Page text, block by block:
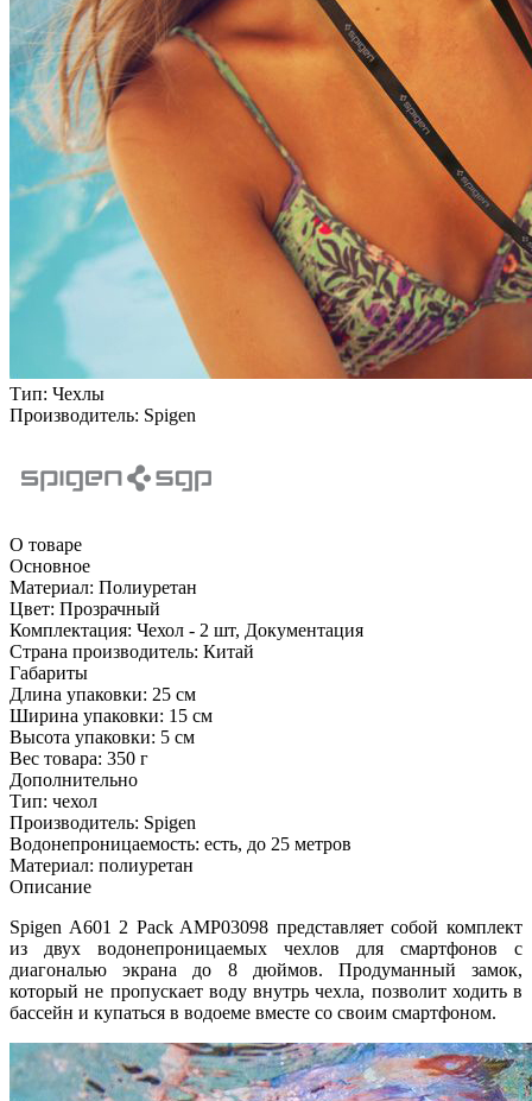
Тип: Чехлы
Производитель: Spigen
О товаре
Основное
Материал: Полиуретан
Цвет: Прозрачный
Комплектация: Чехол - 2 шт, Документация
Страна производитель: Китай
Габариты
Длина упаковки: 25 см
Ширина упаковки: 15 см
Высота упаковки: 5 см
Вес товара: 350 г
Дополнительно
Тип: чехол
Производитель: Spigen
Водонепроницаемость: есть, до 25 метров
Материал: полиуретан
Описание
Spigen A601 2 Pack AMP03098 представляет собой комплект
из двух водонепроницаемых чехлов для смартфонов с
диагональю экрана до 8 дюймов. Продуманный замок,
который не пропускает воду внутрь чехла, позволит ходить в
бассейн и купаться в водоеме вместе со своим смартфоном.